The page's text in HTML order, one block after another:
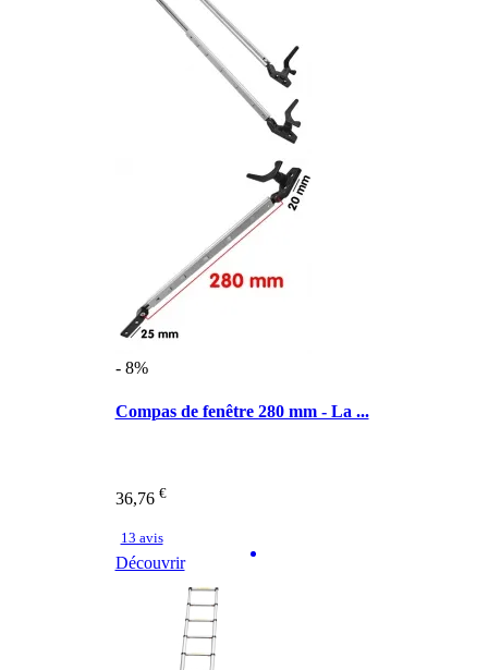
- 8%
Compas de fenêtre 280 mm - La ...
36,76 €
13 avis
Découvrir